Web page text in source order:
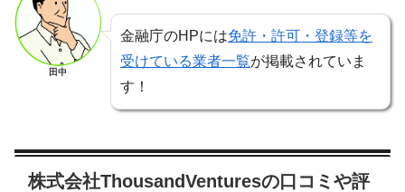
田中
金融庁のHPには免許・許可・登録等を
受けている業者一覧が掲載されていま
す！
株式会社ThousandVenturesの口コミや評